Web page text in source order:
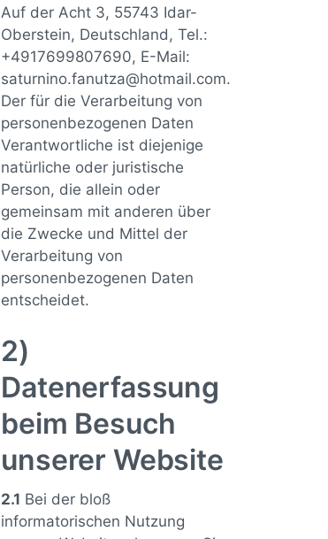
Auf der Acht 3, 55743 Idar-
Oberstein, Deutschland, Tel.:
+4917699807690, E-Mail:
saturnino.fanutza@hotmail.com.
Der für die Verarbeitung von
personenbezogenen Daten
Verantwortliche ist diejenige
natürliche oder juristische
Person, die allein oder
gemeinsam mit anderen über
die Zwecke und Mittel der
Verarbeitung von
personenbezogenen Daten
entscheidet.
2)
Datenerfassung
beim Besuch
unserer Website
2.1 Bei der bloß
informatorischen Nutzung